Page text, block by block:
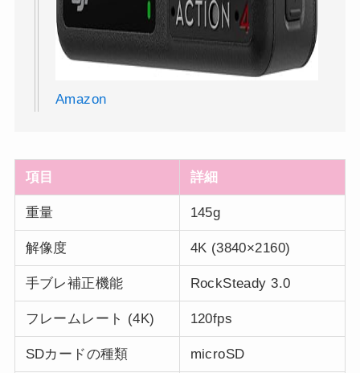
Amazon
項目 詳細
重量 145g
解像度 4K (3840×2160)
手ブレ補正機能 RockSteady 3.0
フレームレート (4K) 120fps
SDカードの種類 microSD